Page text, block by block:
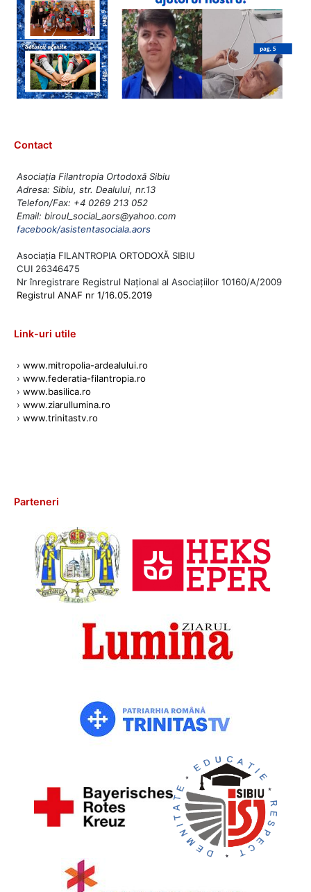
Contact
Asociația Filantropia Ortodoxă Sibiu
Adresa: Sibiu, str. Dealului, nr.13
Telefon/Fax: +4 0269 213 052
Email: biroul_social_aors@yahoo.com
facebook/asistentasociala.aors
Asociația FILANTROPIA ORTODOXĂ SIBIU
CUI 26346475
Nr înregistrare Registrul Național al Asociațiilor 10160/A/2009
Registrul ANAF nr 1/16.05.2019
Link-uri utile
› www.mitropolia-ardealului.ro
› www.federatia-filantropia.ro
› www.basilica.ro
› www.ziarullumina.ro
› www.trinitastv.ro
Parteneri